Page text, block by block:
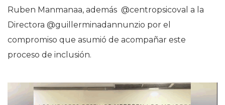
Ruben Manmanaa, además @centropsicoval a la
Directora @guillerminadannunzio por el
compromiso que asumió de acompañar este
proceso de inclusión.